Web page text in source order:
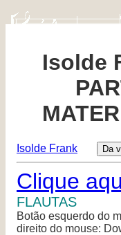
Isolde
Isolde Frank
Clique
FLAUTAS
Botão esquerdo do
direito do mouse: